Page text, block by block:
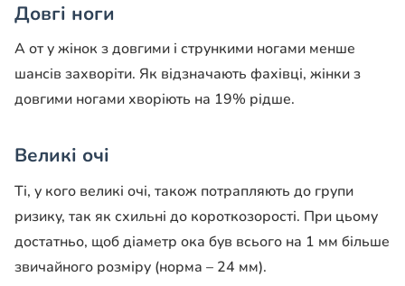
Довгі ноги
А от у жінок з довгими і стрункими ногами менше
шансів захворіти. Як відзначають фахівці, жінки з
довгими ногами хворіють на 19% рідше.
Великі очі
Ті, у кого великі очі, також потрапляють до групи
ризику, так як схильні до короткозорості. При цьому
достатньо, щоб діаметр ока був всього на 1 мм більше
звичайного розміру (норма – 24 мм).